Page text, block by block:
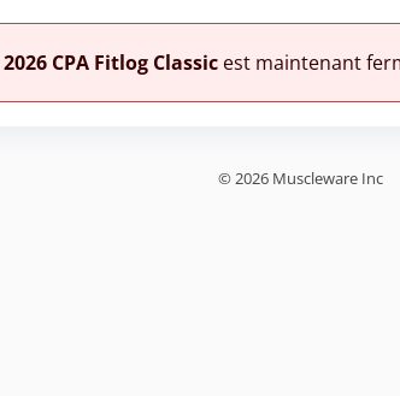
2026 CPA Fitlog Classicest maintenant
© 2026 Muscleware Inc